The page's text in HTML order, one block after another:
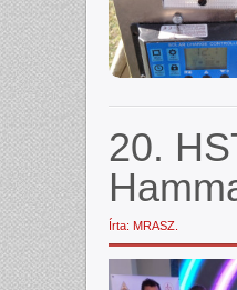
20.
Írta: MRASZ.